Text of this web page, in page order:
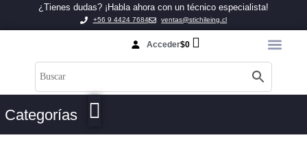
¿Tienes dudas? ¡Habla ahora con un técnico especialista!
+56 9 4424 7684 ventas@stichileing.cl
Acceder$0
Categorías